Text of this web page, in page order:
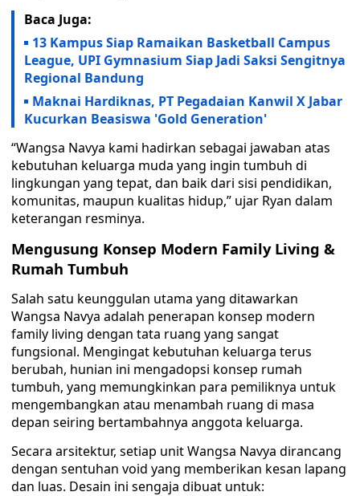
Baca Juga:
13 Kampus Siap Ramaikan Basketball Campus
League, UPI Gymnasium Siap Jadi Saksi Sengitnya
Regional Bandung
Maknai Hardiknas, PT Pegadaian Kanwil X Jabar
Kucurkan Beasiswa 'Gold Generation'
“Wangsa Navya kami hadirkan sebagai jawaban atas
kebutuhan keluarga muda yang ingin tumbuh di
lingkungan yang tepat, dan baik dari sisi pendidikan,
komunitas, maupun kualitas hidup,” ujar Ryan dalam
keterangan resminya.
Mengusung Konsep Modern Family Living &
Rumah Tumbuh
Salah satu keunggulan utama yang ditawarkan
Wangsa Navya adalah penerapan konsep modern
family living dengan tata ruang yang sangat
fungsional. Mengingat kebutuhan keluarga terus
berubah, hunian ini mengadopsi konsep rumah
tumbuh, yang memungkinkan para pemiliknya untuk
mengembangkan atau menambah ruang di masa
depan seiring bertambahnya anggota keluarga.
Secara arsitektur, setiap unit Wangsa Navya dirancang
dengan sentuhan void yang memberikan kesan lapang
dan luas. Desain ini sengaja dibuat untuk: